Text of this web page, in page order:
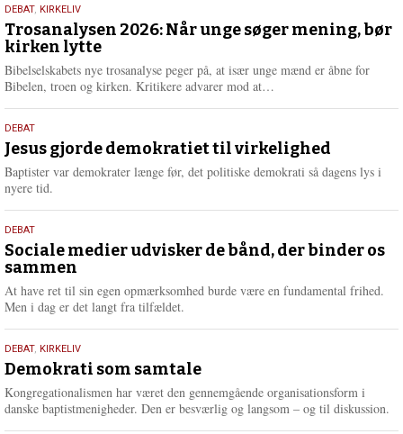
e
2.
juni
2026
DEBAT, KIRKELIV
Trosanalysen 2026: Når unge søger mening, bør
kirken lytte
Bibelselskabets nye trosanalyse peger på, at især unge mænd er åbne for
Bibelen, troen og kirken. Kritikere advarer mod at…
e
r
18.
maj
2026
DEBAT
Jesus gjorde demokratiet til virkelighed
Baptister var demokrater længe før, det politiske demokrati så dagens lys i
nyere tid.
18.
maj
2026
DEBAT
Sociale medier udvisker de bånd, der binder os
sammen
At have ret til sin egen opmærksomhed burde være en fundamental frihed.
Men i dag er det langt fra tilfældet.
18.
maj
2026
DEBAT, KIRKELIV
Demokrati som samtale
Kongregationalismen har været den gennemgående organisationsform i
danske baptistmenigheder. Den er besværlig og langsom – og til diskussion.